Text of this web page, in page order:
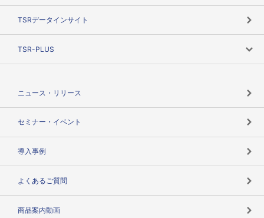
TSRデータインサイト
TSR-PLUS
ニュース・リリース
セミナー・イベント
導入事例
よくあるご質問
商品案内動画